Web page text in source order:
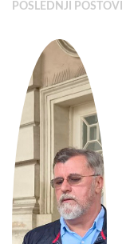
POSLEDNJI POSTOVI